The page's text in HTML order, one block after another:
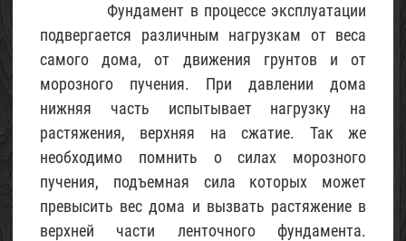
Фундамент в процессе эксплуатации
подвергается различным нагрузкам от веса
самого дома, от движения грунтов и от
морозного пучения. При давлении дома
нижняя часть испытывает нагрузку на
растяжения, верхняя на сжатие. Так же
необходимо помнить о силах морозного
пучения, подъемная сила которых может
превысить вес дома и вызвать растяжение в
верхней части ленточного фундамента.
домика
(с
описанием)
05
Май
Щебень
известняковый
02
Май